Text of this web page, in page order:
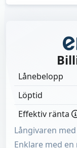
kontantinsats.
Topplista:
Hitta lägst
Vad tycker
Vilken ränta
Krav för att
Tips för att
Billånet
Räkna på
Se vilken
Lånebelopp
Löptid
Effektiv ränta
Långivaren
Enklare med